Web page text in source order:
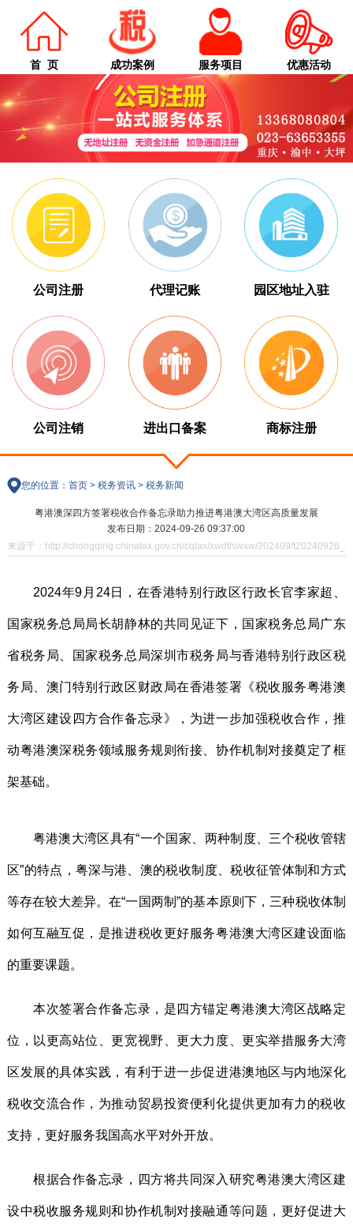
首 页 成功案例 服务项目 优惠活动
公司注册 代理记账 园区地址入驻
公司注销 进出口备案 商标注册
您的位置： 首页> 税务资讯> 税务新闻
粤港澳深四方签署税收合作备忘录助力推进粤港澳大湾区高质量发展
发布日期：2024-09-26 09:37:00
来源于：http://chongqing.chinatax.gov.cn/cqtax/xwdt/swxw/202409/
2024年9月24日，在香港特别行政区行政长官李家超、
国家税务总局局长胡静林的共同见证下，国家税务总局广东
省税务局、国家税务总局深圳市税务局与香港特别行政区税
务局、澳门特别行政区财政局在香港签署《税收服务粤港澳
大湾区建设四方合作备忘录》，为进一步加强税收合作，推
动粤港澳深税务领域服务规则衔接、协作机制对接奠定了框
架基础。
粤港澳大湾区具有“一个国家、两种制度、三个税收管辖
区”的特点，粤深与港、澳的税收制度、税收征管体制和方式
等存在较大差异。在“一国两制”的基本原则下，三种税收体制
如何互融互促，是推进税收更好服务粤港澳大湾区建设面临
的重要课题。
本次签署合作备忘录，是四方锚定粤港澳大湾区战略定
位，以更高站位、更宽视野、更大力度、更实举措服务大湾
区发展的具体实践，有利于进一步促进港澳地区与内地深化
税收交流合作，为推动贸易投资便利化提供更加有力的税收
支持，更好服务我国高水平对外开放。
根据合作备忘录，四方将共同深入研究粤港澳大湾区建
设中税收服务规则和协作机制对接融通等问题，更好促进大